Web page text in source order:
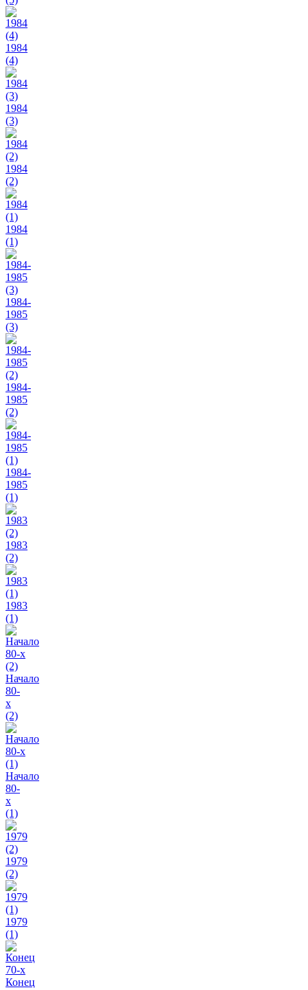
1984
(4)
1984
(3)
1984
(2)
1984
(1)
1984-
1985
(3)
1984-
1985
(2)
1984-
1985
(1)
1983
(2)
1983
(1)
Начало
80-
х
(2)
Начало
80-
х
(1)
1979
(2)
1979
(1)
Конец